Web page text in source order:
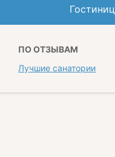
ПО ОТЗЫВАМ
Лучшие санатории